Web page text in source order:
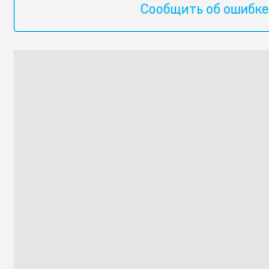
Сообщить об ошибке